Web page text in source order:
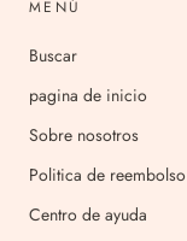
MENÚ
Buscar
pagina de inicio
Sobre nosotros
Politica de reembolso
Centro de ayuda